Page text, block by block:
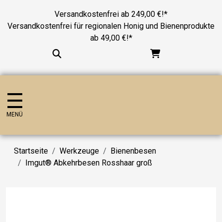
Versandkostenfrei ab 249,00 €!*
Versandkostenfrei für regionalen Honig und Bienenprodukte
ab 49,00 €!*
MENÜ
Startseite Werkzeuge
Bienenbesen
Imgut® Abkehrbesen Rosshaar groß